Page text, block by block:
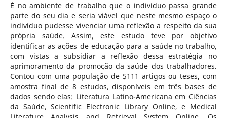
É no ambiente de trabalho que o indivíduo passa grande
parte do seu dia e seria viável que neste mesmo espaço o
indivíduo pudesse vivenciar uma reflexão a respeito da sua
própria saúde. Assim, este estudo teve por objetivo
identificar as ações de educação para a saúde no trabalho,
com vistas a subsidiar a reflexão dessa estratégia no
aprimoramento da promoção da saúde dos trabalhadores.
Contou com uma população de 5111 artigos ou teses, com
amostra final de 8 estudos, disponíveis em três bases de
dados sendo elas: Literatura Latino-Americana em Ciências
da Saúde, Scientific Electronic Library Online, e Medical